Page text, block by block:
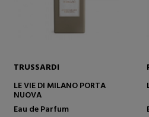
TRUSSARDI
LE VIE DI MILANO PORTA
NUOVA
Eau de Parfum